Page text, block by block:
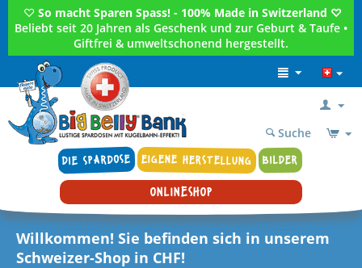
♡ So macht Sparen Spass! - 100% Made in Switzerland ♡
Beliebt seit 20 Jahren als Geschenk und zur Geburt & Taufe •
Giftfrei & umweltschonend hergestellt.
DIE SPARDOSE EIGENE HERSTELLUNG BILDER
Suche
ONLINESHOP
Willkommen! Sie befinden sich in unserem
Schweizer-Shop in CHF!